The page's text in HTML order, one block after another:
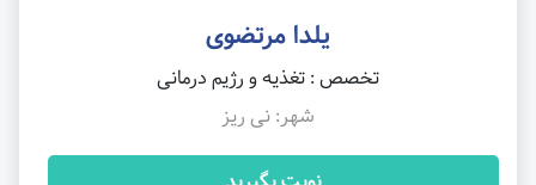
یلدا مرتضوی
تخصص : تغذیه و رژیم درمانی
شهر: نی ریز